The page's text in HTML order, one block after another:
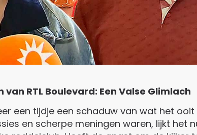
RTL Boulevard: Een Valse Glimlach
een tijdje een schaduw van wat het
en scherpe meningen waren, lijkt het